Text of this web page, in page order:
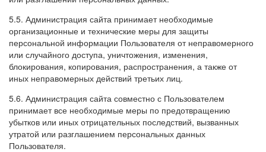
5.5. Администрация сайта принимает необходимые
организационные и технические меры для защиты
персональной информации Пользователя от неправомерного
или случайного доступа, уничтожения, изменения,
блокирования, копирования, распространения, а также от
иных неправомерных действий третьих лиц.
5.6. Администрация сайта совместно с Пользователем
принимает все необходимые меры по предотвращению
убытков или иных отрицательных последствий, вызванных
утратой или разглашением персональных данных
Пользователя.